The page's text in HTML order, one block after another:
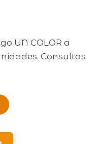
UN COLOR a
Consultas